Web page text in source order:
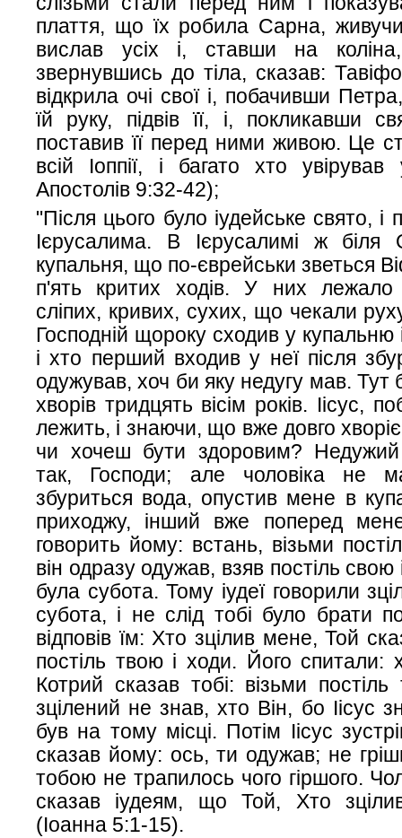
плаття, що їх робила Сарна,
вислав усіх і, ставши на
звернувшись до тіла, сказав:
відкрила очі свої і, побачивши
їй руку, підвів її, і, покликавши
поставив її перед ними живою. Це
всій Іоппії, і багато хто
Апостолів 9:32-42);
"Після цього було іудейське свято, і
Ієрусалима. В Ієрусалимі ж біля
купальня, що по-єврейськи зветься
п'ять критих ходів. У них лежало
сліпих, кривих, сухих, що чекали
Господній щороку сходив у купальню
і хто перший входив у неї після
одужував, хоч би яку недугу мав. Тут
хворів тридцять вісім років. Іісус,
лежить, і знаючи, що вже довго
чи хочеш бути здоровим? Недужий
так, Господи; але чоловіка не
збуриться вода, опустив мене в
приходжу, інший вже поперед мене
говорить йому: встань, візьми
він одразу одужав, взяв постіль свою
була субота. Тому іудеї говорили
субота, і не слід тобі було брати
відповів їм: Хто зцілив мене, Той
постіль твою і ходи. Його спитали:
Котрий сказав тобі: візьми
зцілений не знав, хто Він, бо Іісус
був на тому місці. Потім Іісус
сказав йому: ось, ти одужав; не
тобою не трапилось чого гіршого.
сказав іудеям, що Той, Хто
(Іоанна 5:1-15).